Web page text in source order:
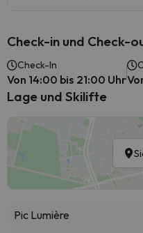
Check-in und Check-
Check-In
Von 14:00 bis 21:00 Uhr
Lage und Skilifte
Pic Lumière